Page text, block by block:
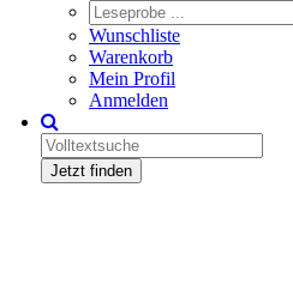
Wunschliste
Warenkorb
Mein Profil
Anmelden
Jetzt finden